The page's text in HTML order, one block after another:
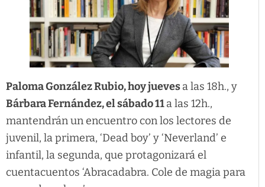
Paloma González Rubio, hoy juevesa las 18h., y
Bárbara Fernández, el sábado 11a las 12h.,
mantendrán un encuentro con los lectores de
juvenil, la primera, ‘Dead boy’ y ‘Neverland’ e
infantil, la segunda, que protagonizará el
cuentacuentos ‘Abracadabra. Cole de magia para